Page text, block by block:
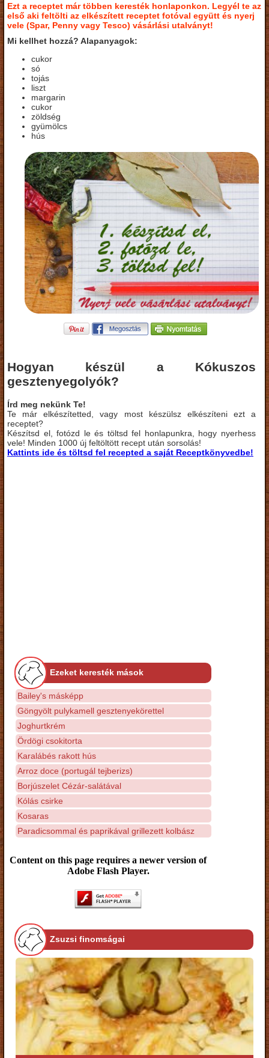
Ezt a receptet már többen keresték honlaponkon. Legyél te az
első aki feltölti az elkészített receptet fotóval együtt és nyerj
vele (Spar, Penny vagy Tesco) vásárlási utalványt!
Mi kellhet hozzá? Alapanyagok:
cukor
só
tojás
liszt
margarin
cukor
zöldség
gyümölcs
hús
Hogyan készül a Kókuszos
gesztenyegolyók?
Írd meg nekünk Te!
Te már elkészítetted, vagy most készülsz elkészíteni ezt a
receptet?
Készítsd el, fotózd le és töltsd fel honlapunkra, hogy nyerhess
vele! Minden 1000 új feltöltött recept után sorsolás!
Kattints ide és töltsd fel recepted a saját Receptkönyvedbe!
Ezeket keresték mások
Bailey's másképp
Göngyölt pulykamell gesztenyekörettel
Joghurtkrém
Ördögi csokitorta
Karalábés rakott hús
Arroz doce (portugál tejberizs)
Borjúszelet Cézár-salátával
Kólás csirke
Kosaras
Paradicsommal és paprikával grillezett kolbász
Content on this page requires a newer version of
Adobe Flash Player.
Zsuzsi finomságai